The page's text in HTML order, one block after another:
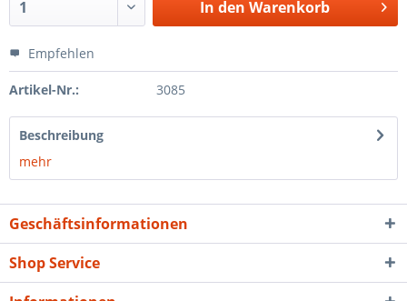
In den Warenkorb
Empfehlen
Artikel-Nr.: 3085
Beschreibung
mehr
Geschäftsinformationen
Shop Service